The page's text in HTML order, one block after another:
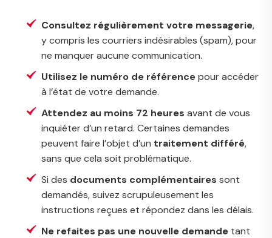
Consultez régulièrement votre messagerie,
y compris les courriers indésirables (spam), pour
ne manquer aucune communication.
Utilisez le numéro de référencepour accéder
à l’état de votre demande.
Attendez au moins 72 heures avant de vous
inquiéter d’un retard. Certaines demandes
peuvent faire l’objet d’un traitement différé,
sans que cela soit problématique.
Si des documents complémentaires sont
demandés, suivez scrupuleusement les
instructions reçues et répondez dans les délais.
Ne refaites pas une nouvelle demande tant